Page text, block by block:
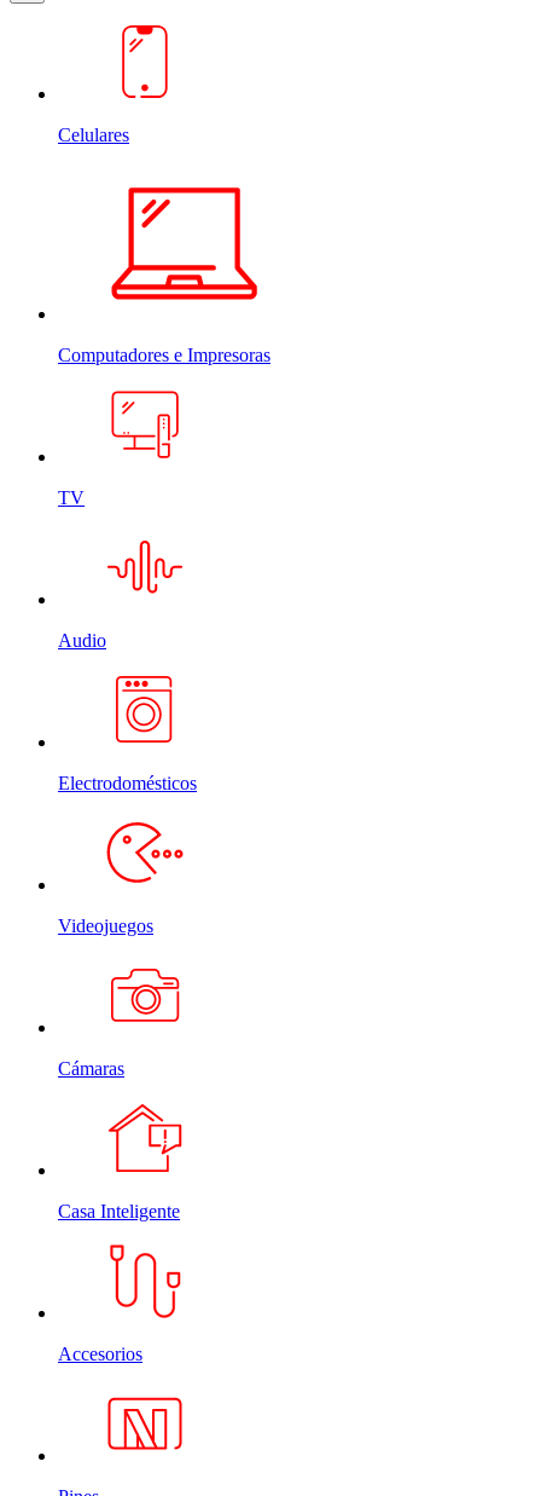
Celulares
Computadores e Impresoras
TV
Audio
Electrodomésticos
Videojuegos
Cámaras
Casa Inteligente
Accesorios